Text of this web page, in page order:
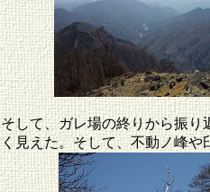
そして、ガレ場の終りから振り
く見えた。そして、不動ノ峰や